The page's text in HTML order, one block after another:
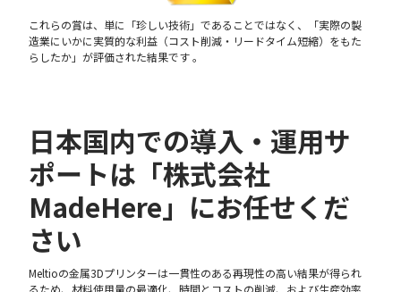
これらの賞は、単に「珍しい技術」であることではなく、「実際の製
造業にいかに実質的な利益（コスト削減・リードタイム短縮）をもた
らしたか」が評価された結果です 。
日本国内での導入・運用サ
ポートは「株式会社
MadeHere」にお任せくだ
さい
Meltioの金属3Dプリンターは一貫性のある再現性の高い結果が得られ